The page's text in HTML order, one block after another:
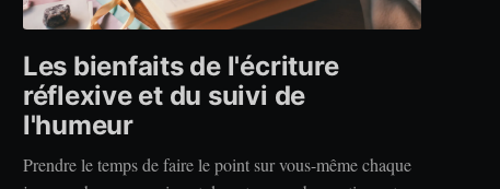
Les bienfaits de l'écriture
réflexive et du suivi de
l'humeur
Prendre le temps de faire le point sur vous-même chaque